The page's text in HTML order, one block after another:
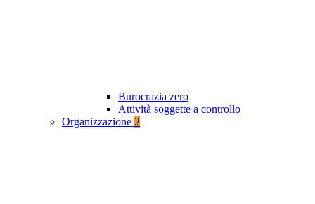
Burocrazia zero
Attività soggette a controllo
Organizzazione 2